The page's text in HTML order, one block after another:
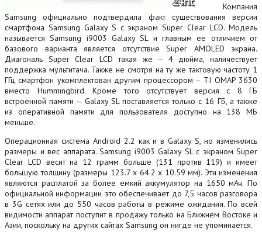
Компания
Samsung официально подтвердила факт существования версии
смартфона Samsung Galaxy S с экраном Super Clear LCD. Модель
называется Samsung i9003 Galaxy SL и главным ее отличием от
базового варианта является отсутствие Super AMOLED экрана.
Диагональ Super Clear LCD такая же – 4 дюйма, наличествует
поддержка мультитача. Также не смотря на ту же тактовую частоту 1
ГГц смартфон укомплектован другим процессором – TI OMAP 3630
вместо Hummingbird. Кроме того отсутствует версия с 8 ГБ
встроенной памяти – Galaxy SL поставляется только с 16 ГБ, а также
из оперативной памяти для пользователя доступно на 138 МБ
меньше.
Операционная система Android 2.2 как и в Galaxy S, но изменились
размеры и вес аппарата.Samsung i9003 Galaxy SL с экраном Super
Clear LCD весит на 12 грамм больше (131 против 119) и имеет
большую толщину (размеры 123.7 x 64.2 x 10.59 мм). Эти изменения
являются расплатой за более емкий аккумулятор на 1650 мАч. По
официальной информации это обеспечивает до 7,5 часов разговора
в 3G сетях или до 550 часов работы в режиме ожидания. По всей
видимости аппарат поступит в продажу только на Ближнем Востоке и
Азии, поскольку на других сайтах Samsung он нигде не упоминается.